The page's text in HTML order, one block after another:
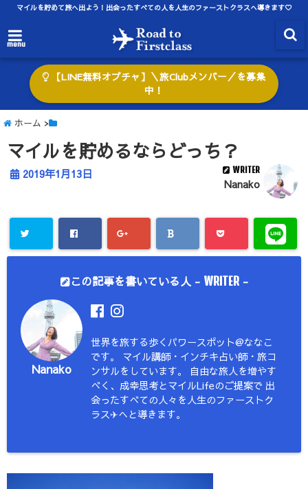
マイルを貯めて旅へ出よう！出会ったすべての人を人生のファーストクラスへ導きます♡
menu
【LINE無料オプチャ】＼旅Clubメンバー／を募集
中！
ホーム >
マイルを貯めるならどっち？
2019年1月13日 WRITER
Nanako
この記事を書いている人 - WRITER-
Nanako
世界を旅する歩くパワースポット@ななこ
です。 マイル講師・インチキ占い師・旅コ
ンサルをしています。 自由な旅人を増やす
べく、成幸思考とマイルLifeのご提案で 出
会ったすべての人々を人生のファーストク
ラス✈︎へと導きます。